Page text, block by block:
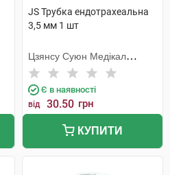
JS Трубка ендотрахеальна
3,5 мм 1 шт
Цзянсу Суюн Медікал
Метіріалс
Є в наявності
від 30.50 грн
КУПИТИ